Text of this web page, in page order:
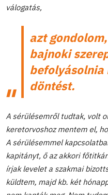
válogatás,
azt
bajnoki
befolyásolnia
döntést.
A sérülésemről tudtak, volt
keretorvoshoz mentem el,
A sérülésemmel
kapitányt, ő az akkori
írjak levelet a szakmai
küldtem, majd kb. két